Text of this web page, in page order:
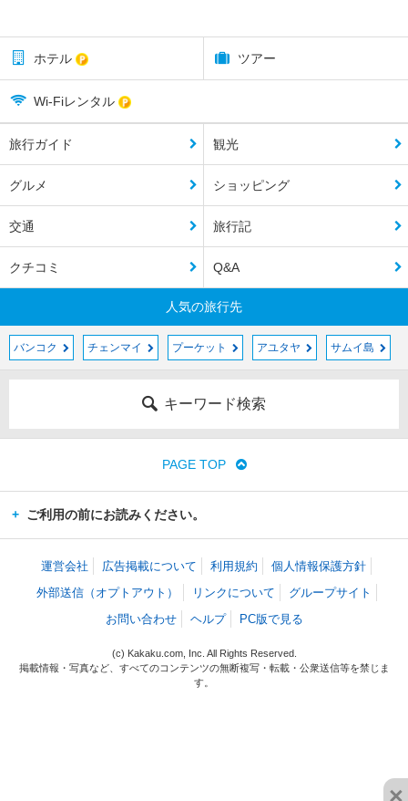
ホテル ツアー
Wi-Fiレンタル
旅行ガイド 観光
グルメ ショッピング
交通 旅行記
クチコミ Q&A
人気の旅行先
バンコク チェンマイ プーケット アユタヤ サムイ島
キーワード検索
PAGE TOP
ご利用の前にお読みください。
運営会社 広告掲載について 利用規約
個人情報保護方針
外部送信（オプトアウト）
リンクについて
グループサイト
お問い合わせ
ヘルプ PC版で見る
(c) Kakaku.com, Inc. All Rights Reserved.
掲載情報・写真など、すべてのコンテンツの無断複写・転載・公衆送信等を禁じま
す。